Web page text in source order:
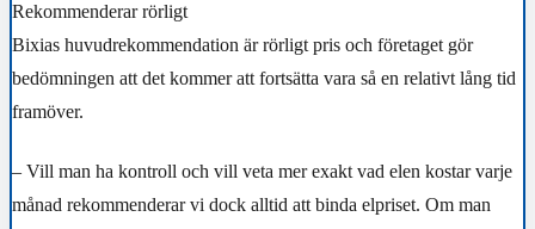
Rekommenderar rörligt
Bixias huvudrekommendation är rörligt pris och företaget gör
bedömningen att det kommer att fortsätta vara så en relativt lång tid
framöver.
– Vill man ha kontroll och vill veta mer exakt vad elen kostar varje
månad rekommenderar vi dock alltid att binda elpriset. Om man